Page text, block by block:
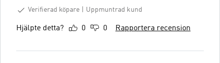
Verifierad köpare
Uppmuntrad kund
Hjälpte detta? 0 0 Rapportera recension